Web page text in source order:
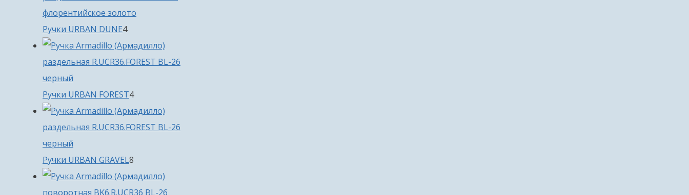
Ручки URBAN DUNE44
товара
Ручки URBAN FOREST44
товара
Ручки URBAN GRAVEL8
товаров